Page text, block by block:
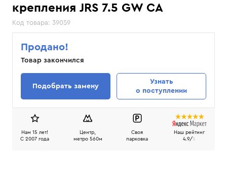
крепления JRS 7.5 GW CA
Код товара: 39059
Продано!
Товар закончился
Подобрать замену
Узнать
о поступлении
Нам 15 лет!
C 2007 года
Центр,
метро 560м
Своя
парковка
Наш рейтинг
4.9/5